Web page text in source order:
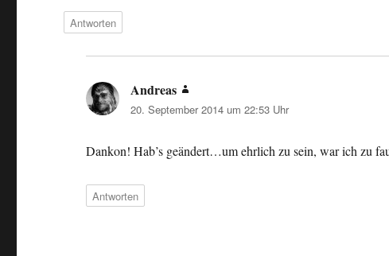
Antworten
Andreas
20. September 2014 um 22:53 Uhr
Dankon! Hab’s geändert…um ehrlich zu sein, war ich zu
Antworten